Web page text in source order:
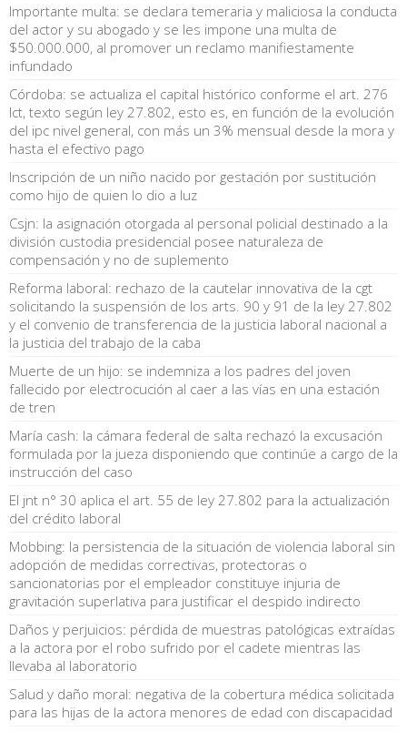
Importante multa: se declara temeraria y maliciosa la conducta
del actor y su abogado y se les impone una multa de
$50.000.000, al promover un reclamo manifiestamente
infundado
Córdoba: se actualiza el capital histórico conforme el art. 276
lct, texto según ley 27.802, esto es, en función de la evolución
del ipc nivel general, con más un 3% mensual desde la mora y
hasta el efectivo pago
Inscripción de un niño nacido por gestación por sustitución
como hijo de quien lo dio a luz
Csjn: la asignación otorgada al personal policial destinado a la
división custodia presidencial posee naturaleza de
compensación y no de suplemento
Reforma laboral: rechazo de la cautelar innovativa de la cgt
solicitando la suspensión de los arts. 90 y 91 de la ley 27.802
y el convenio de transferencia de la justicia laboral nacional a
la justicia del trabajo de la caba
Muerte de un hijo: se indemniza a los padres del joven
fallecido por electrocución al caer a las vías en una estación
de tren
María cash: la cámara federal de salta rechazó la excusación
formulada por la jueza disponiendo que continúe a cargo de la
instrucción del caso
El jnt n° 30 aplica el art. 55 de ley 27.802 para la actualización
del crédito laboral
Mobbing: la persistencia de la situación de violencia laboral sin
adopción de medidas correctivas, protectoras o
sancionatorias por el empleador constituye injuria de
gravitación superlativa para justificar el despido indirecto
Daños y perjuicios: pérdida de muestras patológicas extraídas
a la actora por el robo sufrido por el cadete mientras las
llevaba al laboratorio
Salud y daño moral: negativa de la cobertura médica solicitada
para las hijas de la actora menores de edad con discapacidad